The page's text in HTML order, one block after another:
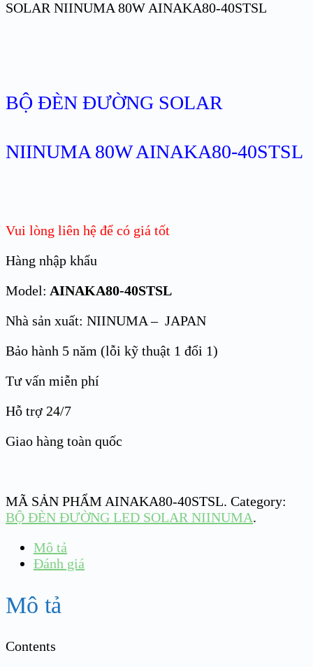
SOLAR NIINUMA 80W AINAKA80-40STSL
BỘ ĐÈN ĐƯỜNG SOLAR
NIINUMA 80W AINAKA80-40STSL
Vui lòng liên hệ để có giá tốt
Hàng nhập khẩu
Model: AINAKA80-40STSL
Nhà sản xuất: NIINUMA – JAPAN
Bảo hành 5 năm (lỗi kỹ thuật 1 đổi 1)
Tư vấn miễn phí
Hỗ trợ 24/7
Giao hàng toàn quốc
MÃ SẢN PHẨMAINAKA80-40STSL. Category:
BỘ ĐÈN ĐƯỜNG LED SOLAR NIINUMA.
Mô tả
Đánh giá
Mô tả
Contents